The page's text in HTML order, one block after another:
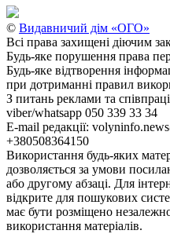
© Видавничий дім «ОГО»
Всі права захищені діючим
Будь-яке порушення права
Будь-яке відтворення
при дотриманні правил
З питань реклами та
viber/whatsapp 050 339 33 34
E-mail редакції:
+380508364150
Використання будь-яких
дозволяється за умови
або другому абзаці. Для
відкрите для пошукових
має бути розміщено
використання матеріалів.